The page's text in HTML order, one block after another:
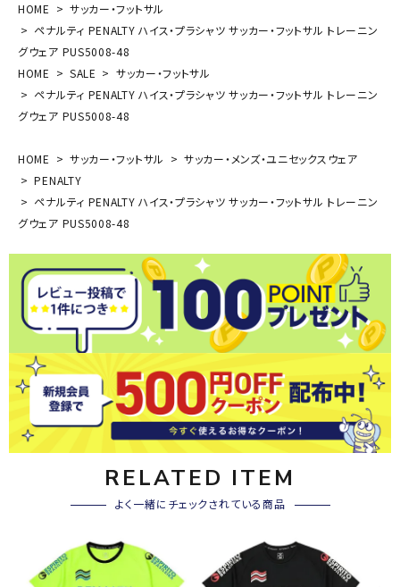
HOME
サッカー・フットサル
ペナルティ PENALTY ハイス・プラシャツ サッカー・フットサル トレーニン
グウェア PUS5008-48
HOME
SALE
サッカー・フットサル
ペナルティ PENALTY ハイス・プラシャツ サッカー・フットサル トレーニン
グウェア PUS5008-48
HOME サッカー・フットサル
サッカー・メンズ・ユニセックスウェア
PENALTY
ペナルティ PENALTY ハイス・プラシャツ サッカー・フットサル トレーニン
グウェア PUS5008-48
RELATED ITEM
よく一緒にチェックされている商品